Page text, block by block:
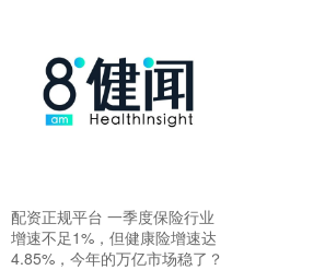
配资正规平台 一季度保险行业
增速不足1%，但健康险增速达
4.85%，今年的万亿市场稳了？